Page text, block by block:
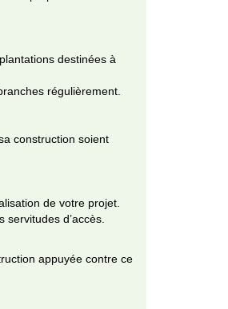
destinées à
régulièrement.
construction soient
de votre projet.
d’accès.
appuyée contre ce